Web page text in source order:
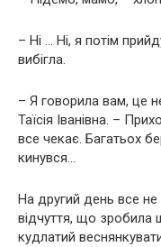
– Ні … Ні, я потім
вибігла.
– Я говорила вам, це
Таїсія Іванівна. –
все чекає. Багатьох
кинувся…
На другий день все
відчуття, що
кудлатий